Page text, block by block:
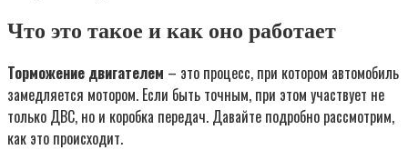
Что это такое и как оно работает
Торможение двигателем – это процесс, при котором автомобиль
замедляется мотором. Если быть точным, при этом участвует не
только ДВС, но и коробка передач. Давайте подробно рассмотрим,
как это происходит.